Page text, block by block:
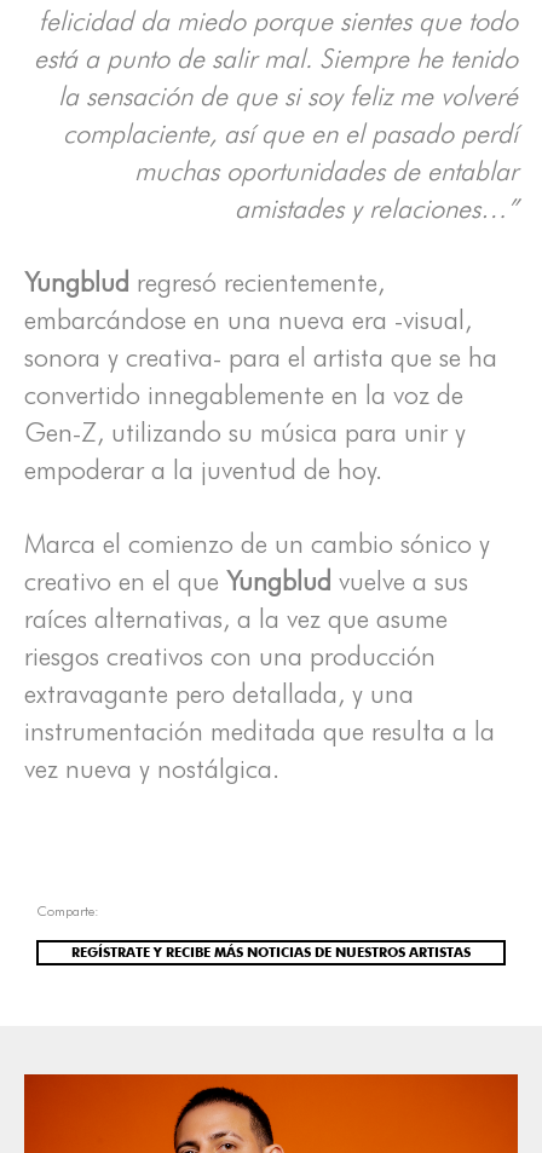
felicidad da miedo porque sientes que todo
está a punto de salir mal. Siempre he tenido
la sensación de que si soy feliz me volveré
complaciente, así que en el pasado perdí
muchas oportunidades de entablar
amistades y relaciones…”
Yungblud regresó recientemente,
embarcándose en una nueva era -visual,
sonora y creativa- para el artista que se ha
convertido innegablemente en la voz de
Gen-Z, utilizando su música para unir y
empoderar a la juventud de hoy.
Marca el comienzo de un cambio sónico y
creativo en el que Yungblud vuelve a sus
raíces alternativas, a la vez que asume
riesgos creativos con una producción
extravagante pero detallada, y una
instrumentación meditada que resulta a la
vez nueva y nostálgica.
Comparte:
REGÍSTRATE Y RECIBE MÁS NOTICIAS DE NUESTROS ARTISTAS